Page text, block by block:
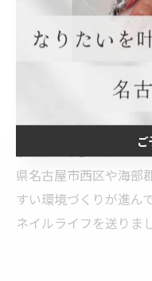
アレルギー症状を防
アレルギー症状を防ぐ
につけることが重要で
知ることで事前にリス
には、「自分が過去に
ッチテスト」「サロン
県名古屋市西区や海部
すい環境づくりが進ん
ネイルライフを送りま
ご